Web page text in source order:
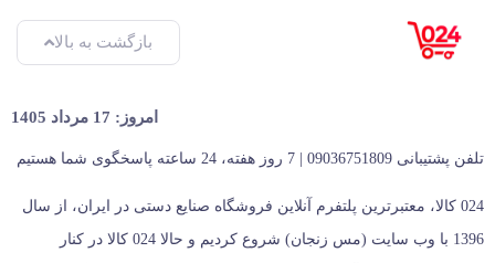
بازگشت به بالا
امروز: 17 مرداد 1405
تلفن پشتیبانی 09036751809 | 7 روز هفته، 24 ساعته پاسخگوی شما هستیم
024 کالا، معتبرترین پلتفرم آنلاین فروشگاه صنایع دستی در ایران، از سال
1396 با وب سایت (مس زنجان) شروع کردیم و حالا 024 کالا در کنار